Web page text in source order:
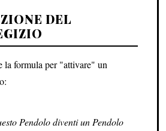
DEL
la formula per "attivare" un
Pendolo diventi un Pendolo